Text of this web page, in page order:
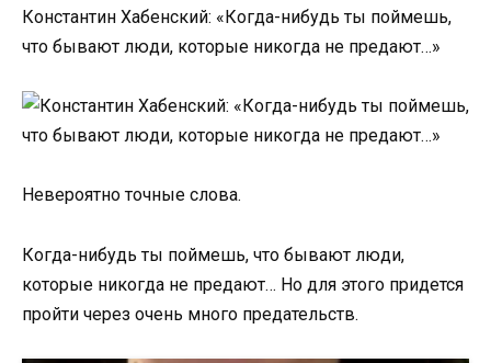
Константин Хабенский: «Когда-нибудь ты поймешь,
что бывают люди, которые никогда не предают…»
Невероятно точные слова.
Когда-нибудь ты поймешь, что бывают люди,
которые никогда не предают… Но для этого придется
пройти через очень много предательств.